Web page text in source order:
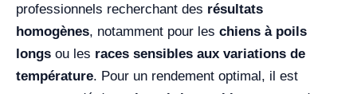
professionnels recherchant des résultats
homogènes, notamment pour les chiens à poils
longs ou les races sensibles aux variations de
température. Pour un rendement optimal, il est